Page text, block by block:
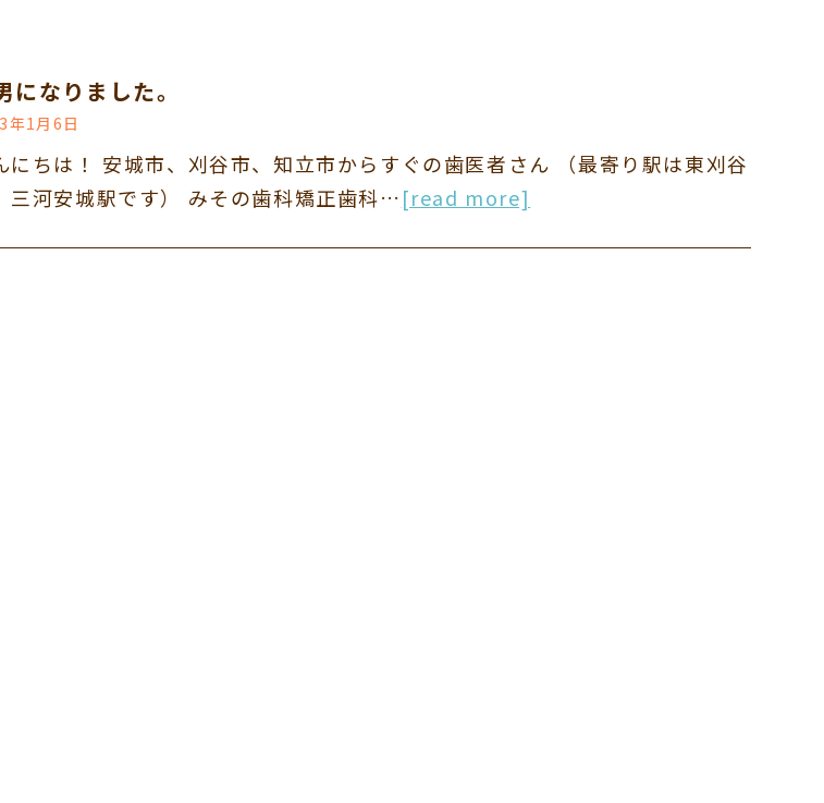
になりました。
年1月6日
にちは！ 安城市、刈谷市、知立市からすぐの歯医者さん （最寄り駅は東刈谷
三河安城駅です） みその歯科矯正歯科… [read more]